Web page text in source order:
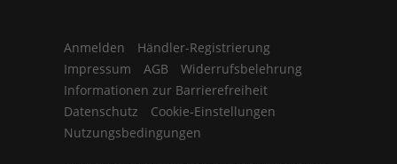
Anmelden
Händler-Registrierung
Impressum
AGB
Widerrufsbelehrung
Informationen zur Barrierefreiheit
Datenschutz
Cookie-Einstellungen
Nutzungsbedingungen